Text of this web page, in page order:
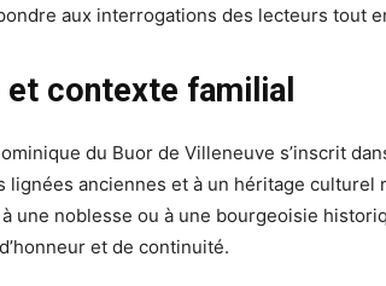
aux interrogations des lecteurs tout
et contexte familial
du Buor de Villeneuve s’inscrit
lignées anciennes et à un héritage culturel
une noblesse ou à une bourgeoisie
et de continuité.